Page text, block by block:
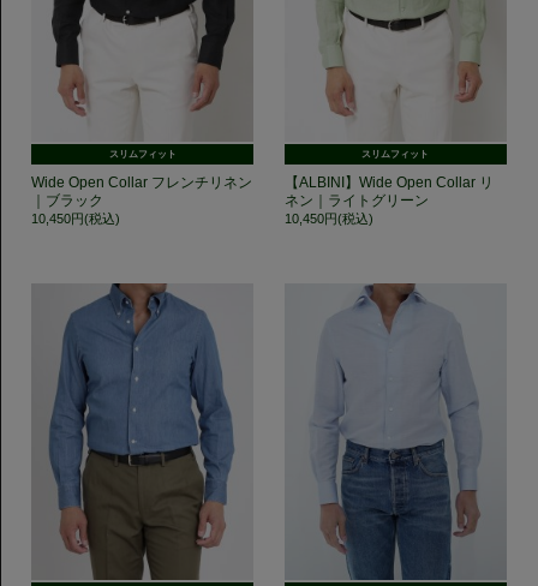
スリムフィット
Wide Open Collar フレンチリネン
｜ブラック
10,450円(税込)
スリムフィット
【ALBINI】Wide Open Collar リ
ネン｜ライトグリーン
10,450円(税込)